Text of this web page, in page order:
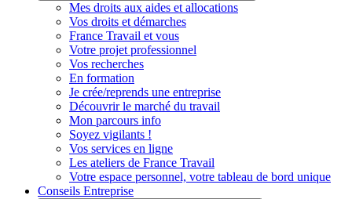
Mes droits aux aides et allocations
Vos droits et démarches
France Travail et vous
Votre projet professionnel
Vos recherches
En formation
Je crée/reprends une entreprise
Découvrir le marché du travail
Mon parcours info
Soyez vigilants !
Vos services en ligne
Les ateliers de France Travail
Votre espace personnel, votre tableau de bord unique
Conseils Entreprise